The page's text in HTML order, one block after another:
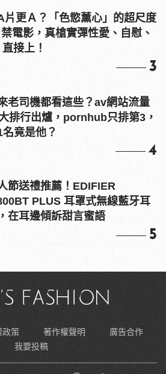
片更Ａ？「色慾薰心」的超尺度
電影，真槍實彈性愛、自慰、
接上！
3
老司機都看這些？av網站流量
排行出爐，pornhub只排第3，
名竟是他？
4
節送禮推薦！EDIFIER
PLUS 耳罩式無線藍牙耳
在耳邊傾訴甜言蜜語
5
政策 著作權聲明
廣告合作
我要投稿